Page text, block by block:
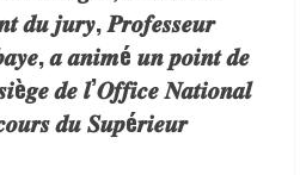
𝒅𝒖 𝒋𝒖𝒓𝒚, 𝑷𝒓𝒐𝒇𝒆𝒔𝒔𝒆𝒖𝒓
𝒂 𝒂𝒏𝒊𝒎é 𝒖𝒏 𝒑𝒐𝒊𝒏𝒕 𝒅𝒆
𝒅𝒆 𝒍’𝑶𝒇𝒇𝒊𝒄𝒆 𝑵𝒂𝒕𝒊𝒐𝒏𝒂𝒍
𝒅𝒖 𝑺𝒖𝒑é𝒓𝒊𝒆𝒖𝒓